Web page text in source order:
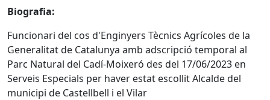
Biografia:
Funcionari del cos d'Enginyers Tècnics Agrícoles de la
Generalitat de Catalunya amb adscripció temporal al
Parc Natural del Cadí-Moixeró des del 17/06/2023 en
Serveis Especials per haver estat escollit Alcalde del
municipi de Castellbell i el Vilar